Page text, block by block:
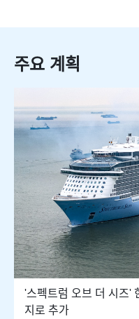
주요 계획
'스펙트럼 오브 더 시즈'
지로 추가